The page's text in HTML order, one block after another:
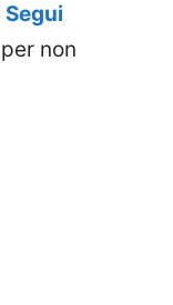
Segui
per non